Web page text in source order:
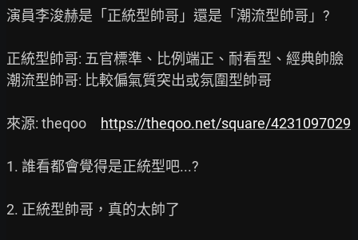
演員李浚赫是「正統型帥哥」還是「潮流型帥哥」?
正統型帥哥: 五官標準、比例端正、耐看型、經典帥臉
潮流型帥哥: 比較偏氣質突出或氛圍型帥哥
來源: theqoo https://theqoo.net/square/4231097029
1. 誰看都會覺得是正統型吧...?
2. 正統型帥哥，真的太帥了